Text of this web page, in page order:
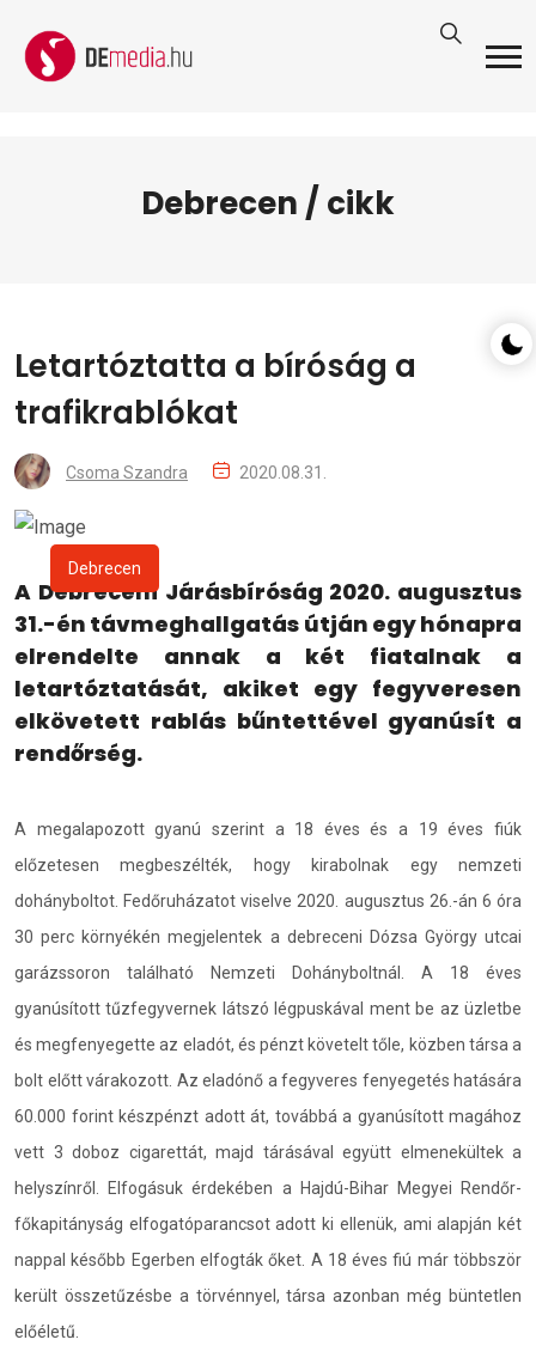
Debrecen / cikk
Letartóztatta a bíróság a
trafikrablókat
Csoma Szandra 2020.08.31.
Debrecen
A Debreceni Járásbíróság 2020. augusztus
31.-én távmeghallgatás útján egy hónapra
elrendelte annak a két fiatalnak a
letartóztatását, akiket egy fegyveresen
elkövetett rablás bűntettével gyanúsít a
rendőrség.
A megalapozott gyanú szerint a 18 éves és a 19 éves fiúk
előzetesen megbeszélték, hogy kirabolnak egy nemzeti
dohányboltot. Fedőruházatot viselve 2020. augusztus 26.-án 6 óra
30 perc környékén megjelentek a debreceni Dózsa György utcai
garázssoron található Nemzeti Dohányboltnál. A 18 éves
gyanúsított tűzfegyvernek látszó légpuskával ment be az üzletbe
és megfenyegette az eladót, és pénzt követelt tőle, közben társa a
bolt előtt várakozott. Az eladónő a fegyveres fenyegetés hatására
60.000 forint készpénzt adott át, továbbá a gyanúsított magához
vett 3 doboz cigarettát, majd tárásával együtt elmenekültek a
helyszínről. Elfogásuk érdekében a Hajdú-Bihar Megyei Rendőr-
főkapitányság elfogatóparancsot adott ki ellenük, ami alapján két
nappal később Egerben elfogták őket. A 18 éves fiú már többször
került összetűzésbe a törvénnyel, társa azonban még büntetlen
előéletű.